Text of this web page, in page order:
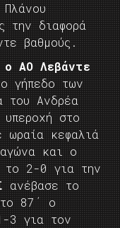
την διαφορά
βαθμούς.
ο ΑΟ Λεβάντε
γήπεδο των
Ανδρέα
στο
ωραία κεφαλιά
και ο
το 2-0 για την
ανέβασε το
87΄ ο
3 για τον